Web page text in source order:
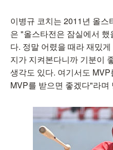
이병규 코치는 2011년 올스
은 "올스타전은 잠실에서
다. 정말 어렸을 때라 재밌
지가 지켜본다니까 기분이
생각도 있다. 여기서도
MVP를 받으면 좋겠다"라며